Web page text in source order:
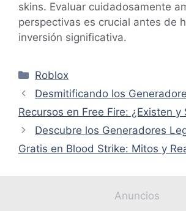
skins. Evaluar cuidadosamente
perspectivas es crucial antes de
inversión significativa.
Categorías
Roblox
Desmitificando los
Recursos en Free Fire: ¿Existen y
Descubre los Generadores
Gratis en Blood Strike: Mitos y
Anuncios